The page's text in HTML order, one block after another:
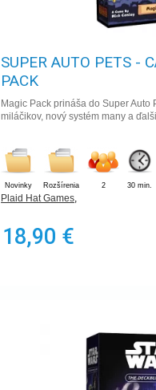
SUPER AUTO PETS -
PACK
Magic Pack prináša do Super Auto
miláčikov, nový systém many a
Novinky Rozšírenia 2 30 min.
Plaid Hat Games
18,90 €